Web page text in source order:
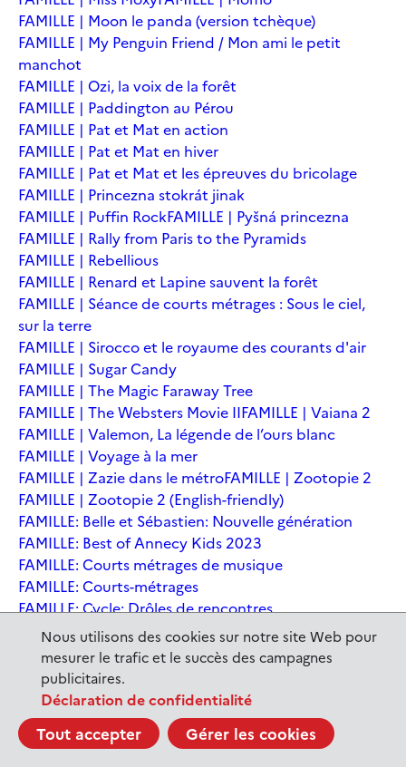
Nous utilisons des cookies sur notre site Web pour
mesurer le trafic et le succès des campagnes
publicitaires.
Déclaration de confidentialité
Tout accepter Gérer les cookies
FAMILLE | Moon le panda (version tchèque)
FAMILLE | My Penguin Friend / Mon ami le petit
manchot
FAMILLE | Ozi, la voix de la forêt
FAMILLE | Paddington au Pérou
FAMILLE | Pat et Mat en action
FAMILLE | Pat et Mat en hiver
FAMILLE | Pat et Mat et les épreuves du bricolage
FAMILLE | Princezna stokrát jinak
FAMILLE | Puffin RockFAMILLE | Pyšná princezna
FAMILLE | Rally from Paris to the Pyramids
FAMILLE | Rebellious
FAMILLE | Renard et Lapine sauvent la forêt
FAMILLE | Séance de courts métrages : Sous le ciel,
sur la terre
FAMILLE | Sirocco et le royaume des courants d'air
FAMILLE | Sugar Candy
FAMILLE | The Magic Faraway Tree
FAMILLE | The Websters Movie IIFAMILLE | Vaiana 2
FAMILLE | Valemon, La légende de l’ours blanc
FAMILLE | Voyage à la mer
FAMILLE | Zazie dans le métroFAMILLE | Zootopie 2
FAMILLE | Zootopie 2 (English-friendly)
FAMILLE: Belle et Sébastien: Nouvelle génération
FAMILLE: Best of Annecy Kids 2023
FAMILLE: Courts métrages de musique
FAMILLE: Courts-métrages
FAMILLE: Cycle: Drôles de rencontres
FAMILLE: En sortant de l'école - Andrée Chedid
FAMILLE: Ernest et Célestine: Le voyage en Charabie
FAMILLE: Festival International du court métrage
Clermont-Ferrand
FAMILLE: Kina et Yuk, renards de la banquise
FAMILLE: La Pat' Patrouille : La Super Patrouille, le film